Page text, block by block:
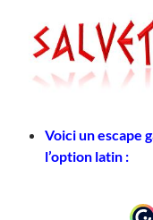
Voici un escape
l’option latin :